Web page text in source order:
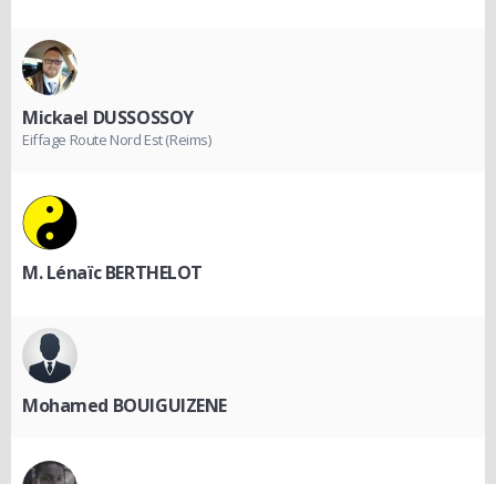
Mickael DUSSOSSOY
Eiffage Route Nord Est (Reims)
M. Lénaïc BERTHELOT
Mohamed BOUIGUIZENE